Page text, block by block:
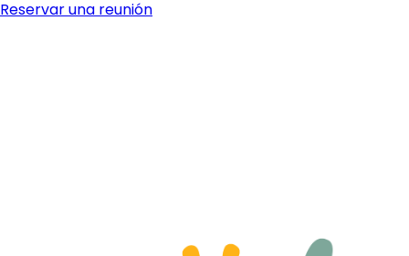
Reservar una reunión